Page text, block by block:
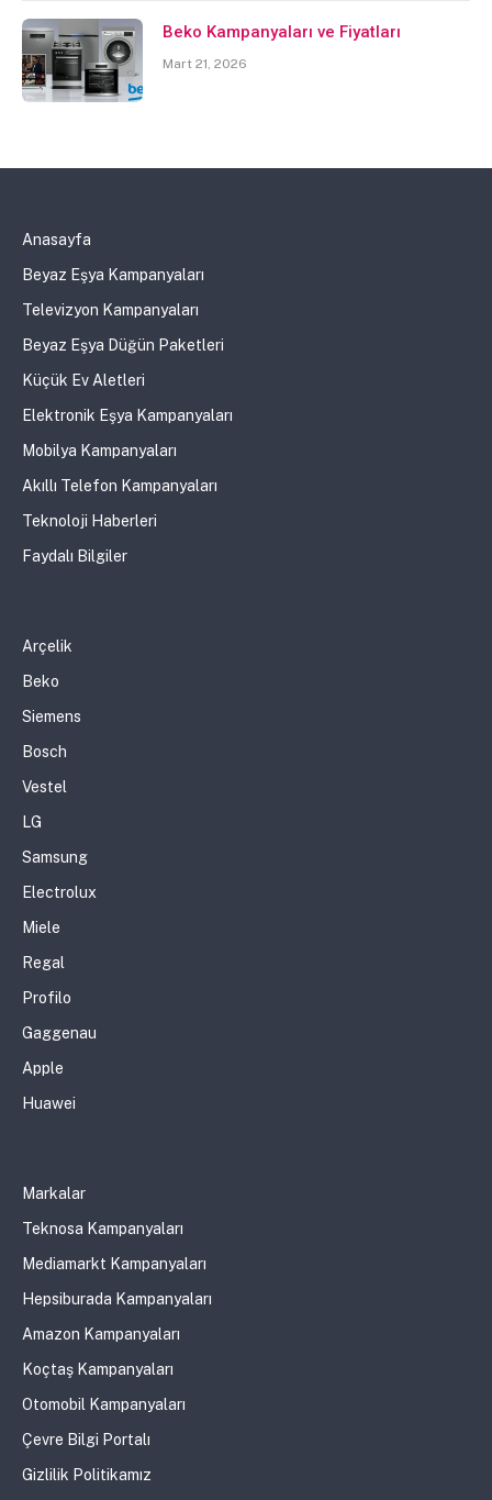
Beko Kampanyaları ve Fiyatları
Mart 21, 2026
Anasayfa
Beyaz Eşya Kampanyaları
Televizyon Kampanyaları
Beyaz Eşya Düğün Paketleri
Küçük Ev Aletleri
Elektronik Eşya Kampanyaları
Mobilya Kampanyaları
Akıllı Telefon Kampanyaları
Teknoloji Haberleri
Faydalı Bilgiler
Arçelik
Beko
Siemens
Bosch
Vestel
LG
Samsung
Electrolux
Miele
Regal
Profilo
Gaggenau
Apple
Huawei
Markalar
Teknosa Kampanyaları
Mediamarkt Kampanyaları
Hepsiburada Kampanyaları
Amazon Kampanyaları
Koçtaş Kampanyaları
Otomobil Kampanyaları
Çevre Bilgi Portalı
Gizlilik Politikamız